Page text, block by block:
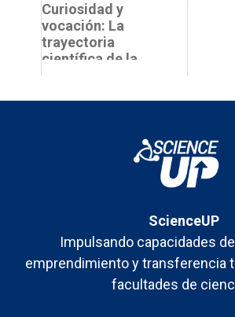
participa de
lanzamiento de
convo...
Curiosidad y
vocación: La
trayectoria
científica de la
ScienceUP
Impulsando capacidades
emprendimiento y transferencia
facultades de